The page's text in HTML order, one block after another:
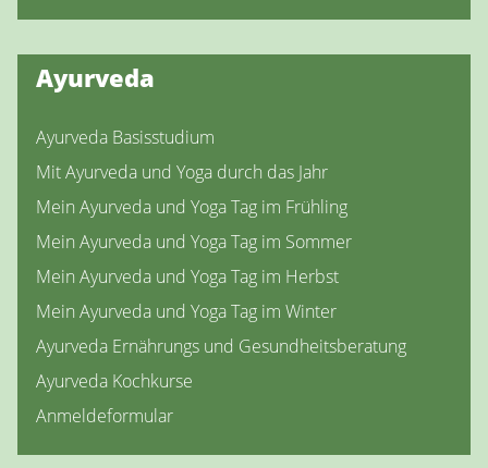
Ayurveda
Ayurveda Basisstudium
Mit Ayurveda und Yoga durch das Jahr
Mein Ayurveda und Yoga Tag im Frühling
Mein Ayurveda und Yoga Tag im Sommer
Mein Ayurveda und Yoga Tag im Herbst
Mein Ayurveda und Yoga Tag im Winter
Ayurveda Ernährungs und Gesundheitsberatung
Ayurveda Kochkurse
Anmeldeformular